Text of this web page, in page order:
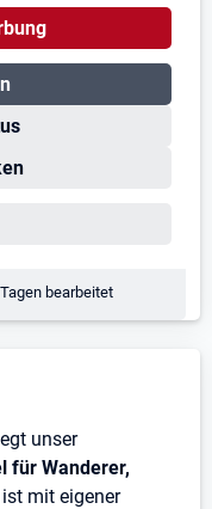
bearbeitet
unser
für Wanderer,
mit eigener